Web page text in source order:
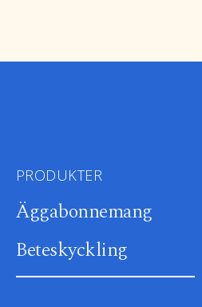
PRODUKTER
Äggabonnemang
Beteskyckling